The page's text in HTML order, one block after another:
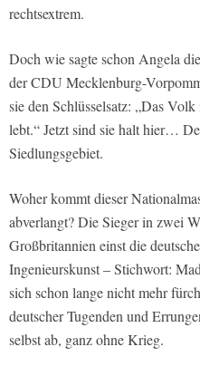
rechtsextrem.
Doch wie sagte schon Angela
der CDU Mecklenburg-
sie den Schlüsselsatz: „Das
lebt.“ Jetzt sind sie halt hier…
Siedlungsgebiet.
Woher kommt dieser
abverlangt? Die Sieger in zwei
Großbritannien einst die
Ingenieurskunst – Stichwort:
sich schon lange nicht mehr
deutscher Tugenden und
selbst ab, ganz ohne Krieg.